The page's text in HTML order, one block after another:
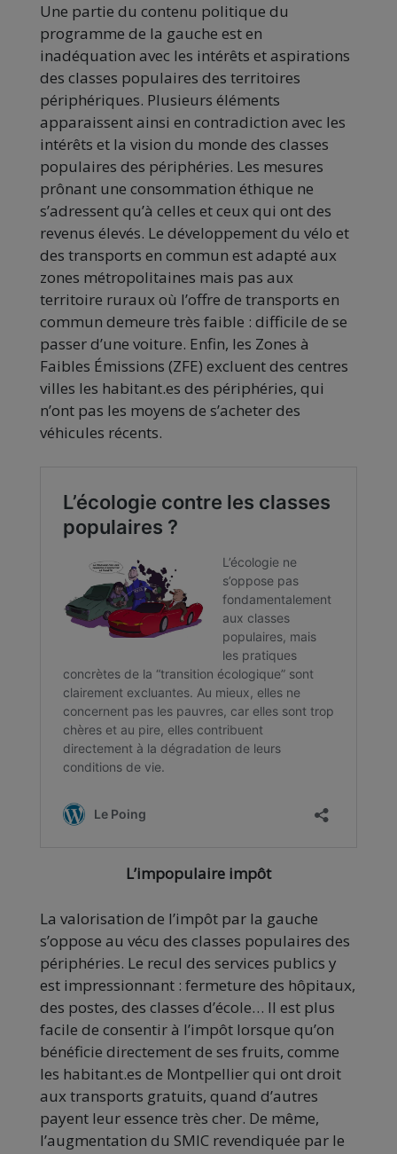
Une partie du contenu politique du
programme de la gauche est en
inadéquation avec les intérêts et aspirations
des classes populaires des territoires
périphériques. Plusieurs éléments
apparaissent ainsi en contradiction avec les
intérêts et la vision du monde des classes
populaires des périphéries. Les mesures
prônant une consommation éthique ne
s’adressent qu’à celles et ceux qui ont des
revenus élevés. Le développement du vélo et
des transports en commun est adapté aux
zones métropolitaines mais pas aux
territoire ruraux où l’offre de transports en
commun demeure très faible : difficile de se
passer d’une voiture. Enfin, les Zones à
Faibles Émissions (ZFE) excluent des centres
villes les habitant.es des périphéries, qui
n’ont pas les moyens de s’acheter des
véhicules récents.
L’impopulaire impôt
La valorisation de l’impôt par la gauche
s’oppose au vécu des classes populaires des
périphéries. Le recul des services publics y
est impressionnant : fermeture des hôpitaux,
des postes, des classes d’école… Il est plus
facile de consentir à l’impôt lorsque qu’on
bénéficie directement de ses fruits, comme
les habitant.es de Montpellier qui ont droit
aux transports gratuits, quand d’autres
payent leur essence très cher. De même,
l’augmentation du SMIC revendiquée par le